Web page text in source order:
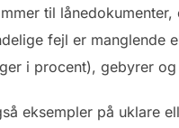
til
fejl er manglende
i procent), gebyrer
eksempler på uklare